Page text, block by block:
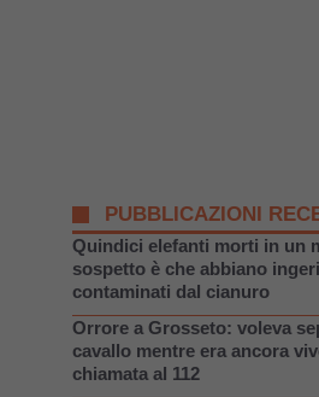
PUBBLICAZIONI
Quindici elefanti morti in un
sospetto è che abbiano
contaminati dal cianuro
Orrore a Grosseto: voleva
cavallo mentre era ancora
chiamata al 112